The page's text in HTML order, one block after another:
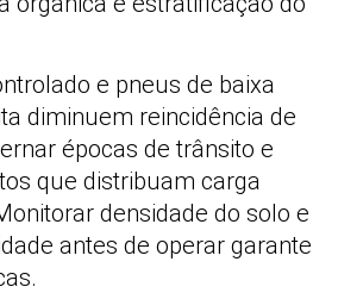
e pneus de baixa
diminuem reincidência de
épocas de trânsito e
que distribuam carga
densidade do solo e
antes de operar garante